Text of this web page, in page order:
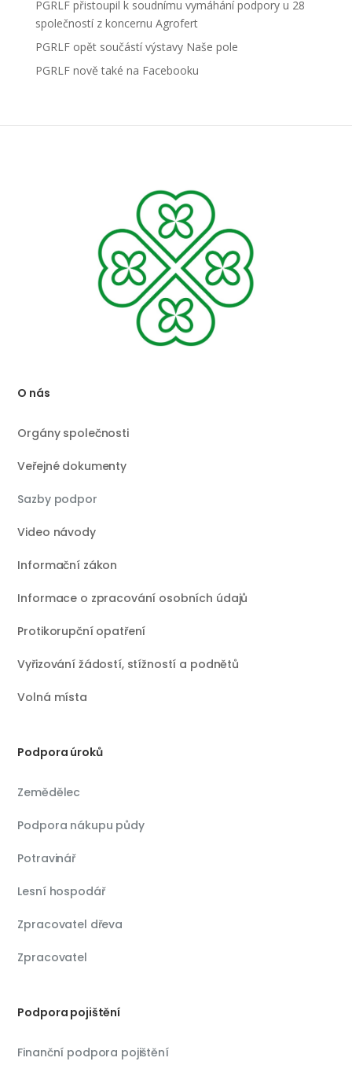
PGRLF přistoupil k soudnímu vymáhání podpory u 28
společností z koncernu Agrofert
PGRLF opět součástí výstavy Naše pole
PGRLF nově také na Facebooku
O nás
Orgány společnosti
Veřejné dokumenty
Sazby podpor
Video návody
Informační zákon
Informace o zpracování osobních údajů
Protikorupční opatření
Vyřizování žádostí, stížností a podnětů
Volná místa
Podpora úroků
Zemědělec
Podpora nákupu půdy
Potravinář
Lesní hospodář
Zpracovatel dřeva
Zpracovatel
Podpora pojištění
Finanční podpora pojištění